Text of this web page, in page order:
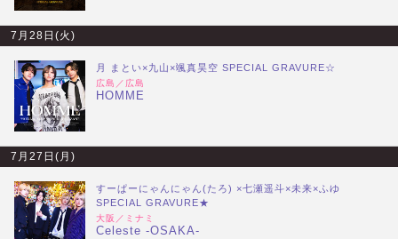
7月28日(火)
月 まとい×九山×颯真昊空 SPECIAL GRAVURE☆
広島／広島
HOMME
7月27日(月)
すーぱーにゃんにゃん(たろ) ×七瀬遥斗×未来×ふゆ
SPECIAL GRAVURE★
大阪／ミナミ
Celeste -OSAKA-